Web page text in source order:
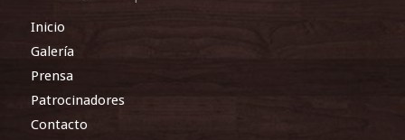
Inicio
Galería
Prensa
Patrocinadores
Contacto